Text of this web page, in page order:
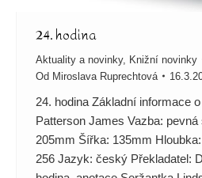
24. hodina
Aktuality a novinky, Knižní novinky
Od Miroslava Ruprechtová
24. hodina Základní informace
Patterson James Vazba:
205mm Šířka: 135mm
256 Jazyk: český Překladatel: